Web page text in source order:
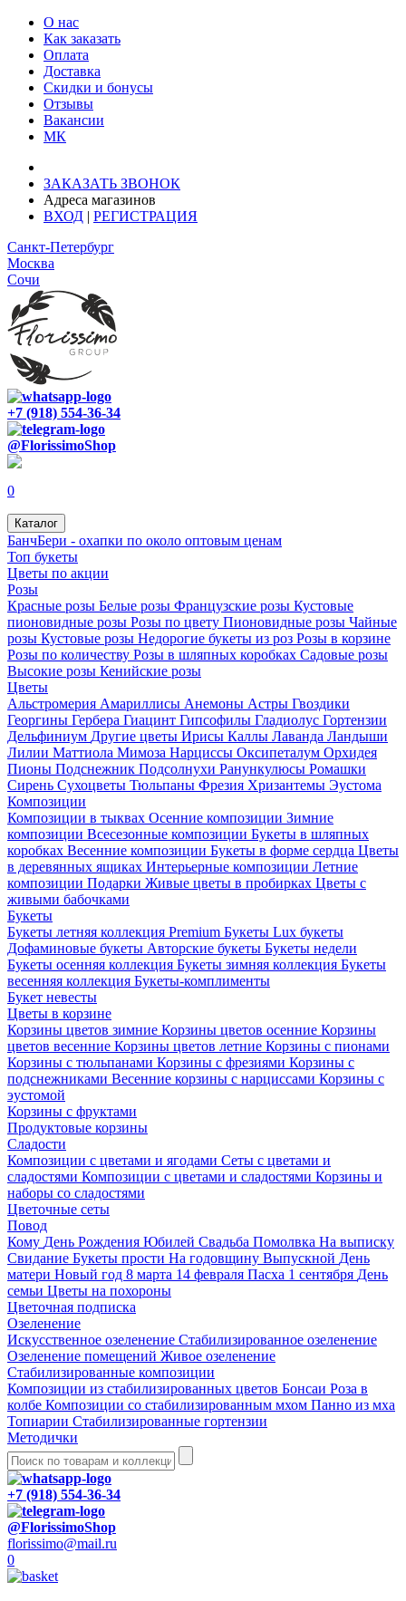
О нас
Как заказать
Оплата
Доставка
Скидки и бонусы
Отзывы
Вакансии
МК
ЗАКАЗАТЬ ЗВОНОК
Адреса магазинов
ВХОД | РЕГИСТРАЦИЯ
Санкт-Петербург
Москва
Сочи
+7 (918) 554-36-34
@FlorissimoShop
0
Каталог
БанчБери - охапки по около оптовым ценам
Топ букеты
Цветы по акции
Розы
Красные розы Белые розы Французские розы Кустовые
пионовидные розы Розы по цвету Пионовидные розы Чайные
розы Кустовые розы Недорогие букеты из роз Розы в корзине
Розы по количеству Розы в шляпных коробках Садовые розы
Высокие розы Кенийские розы
Цветы
Альстромерия Амариллисы Анемоны Астры Гвоздики
Георгины Гербера Гиацинт Гипсофилы Гладиолус Гортензии
Дельфиниум Другие цветы Ирисы Каллы Лаванда Ландыши
Лилии Маттиола Мимоза Нарциссы Оксипеталум Орхидея
Пионы Подснежник Подсолнухи Ранункулюсы Ромашки
Сирень Сухоцветы Тюльпаны Фрезия Хризантемы Эустома
Композиции
Композиции в тыквах Осенние композиции Зимние
композиции Всесезонные композиции Букеты в шляпных
коробках Весенние композиции Букеты в форме сердца Цветы
в деревянных ящиках Интерьерные композиции Летние
композиции Подарки Живые цветы в пробирках Цветы с
живыми бабочками
Букеты
Букеты летняя коллекция Premium Букеты Lux букеты
Дофаминовые букеты Авторские букеты Букеты недели
Букеты осенняя коллекция Букеты зимняя коллекция Букеты
весенняя коллекция Букеты-комплименты
Букет невесты
Цветы в корзине
Корзины цветов зимние Корзины цветов осенние Корзины
цветов весенние Корзины цветов летние Корзины с пионами
Корзины с тюльпанами Корзины с фрезиями Корзины с
подснежниками Весенние корзины с нарциссами Корзины с
эустомой
Корзины с фруктами
Продуктовые корзины
Сладости
Композиции с цветами и ягодами Сеты с цветами и
сладостями Композиции с цветами и сладостями Корзины и
наборы со сладостями
Цветочные сеты
Повод
Кому День Рождения Юбилей Свадьба Помолвка На выписку
Свидание Букеты прости На годовщину Выпускной День
матери Новый год 8 марта 14 февраля Пасха 1 сентября День
семьи Цветы на похороны
Цветочная подписка
Озеленение
Искусственное озеленение Стабилизированное озеленение
Озеленение помещений Живое озеленение
Стабилизированные композиции
Композиции из стабилизированных цветов Бонсаи Роза в
колбе Композиции со стабилизированным мхом Панно из мха
Топиарии Стабилизированные гортензии
Методички
+7 (918) 554-36-34
@FlorissimoShop
florissimo@mail.ru
0